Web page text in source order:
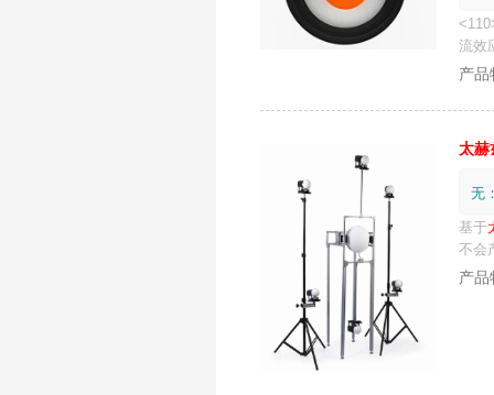
流效
产品
太赫
无
基于
不会